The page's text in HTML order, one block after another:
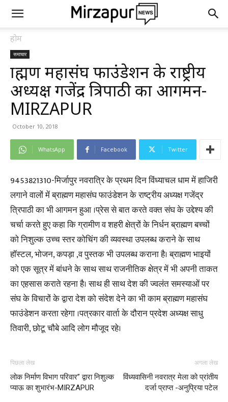
होम
समाचार
ब्राह्मण महासंघ फाउंडेशन के राष्ट्रीय
अध्यक्ष गजेंद्र त्रिपाठी का आगमन-
MIRZAPUR
October 10, 2018
WhatsApp Facebook Twitter
9453821310-मिर्जापुर नवरात्रि के प्रथम दिन विंध्याचल धाम में हाजिरी
लगाने वालों में ब्राह्मण महासंघ फाउंडेशन के राष्ट्रीय अध्यक्ष गजेंद्र
त्रिपाठी का भी आगमन हुआ ।प्रेस से बात करते वक्त संघ के उद्देश्य की
चर्चा करते हुए कहा कि ग्रामीण व शहरी क्षेत्रों के निर्धन ब्राह्मण बच्चों
को निशुल्क उच्च स्तर कोचिंग की व्यवस्था उपलब्ध कराने के साथ
हॉस्टल, भोजन, कपड़ा ,व पुस्तक भी उपलब्ध कराना है। ब्राह्मण भाइयों
को एक सूत्र में बांधने के साथ साथ राजनीतिक क्षेत्र में भी अपनी ताकत
का एहसास कराते रहना है। साथ ही साथ देश की ज्वलंत समस्याओं पर
संघ के विचारों के द्वारा देश को संदेश देने का भी काम ब्राह्मण महासंघ
फाउंडेशन करता रहेगा ।पत्रकार वार्ता के दौरान प्रदेश अध्यक्ष साधु
तिवारी, छोटू चौबे आदि लोग मौजूद रहे।
पिछला लेख
लोक निर्माण विभाग परिवार” द्वारा निशुल्क
प्याऊ का शुभारंभ-MIRZAPUR
अगला लेख
विंध्यवासिनी नवरात्र मेला को प्रांतीय
दर्जा प्राप्त -अनुप्रिया पटेल